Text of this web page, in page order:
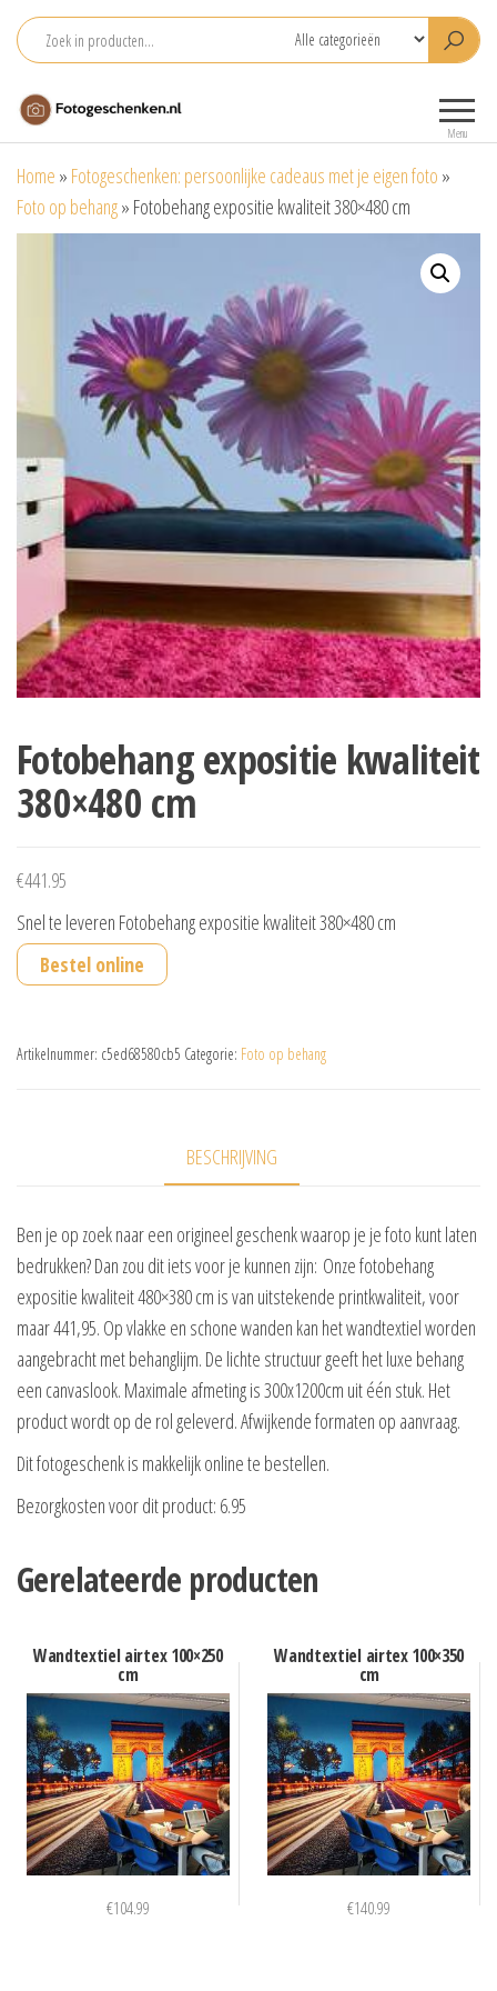
naar
inhoud
voor je foto
Menu
Home » Fotogeschenken: persoonlijke cadeaus met je eigen foto »
Foto op behang» Fotobehang expositie kwaliteit 380×480 cm
Fotobehang expositie kwaliteit
380×480 cm
€441.95
Snel te leveren Fotobehang expositie kwaliteit 380×480 cm
Bestel online
Artikelnummer: c5ed68580cb5 Categorie: Foto op behang
BESCHRIJVING
Ben je op zoek naar een origineel geschenk waarop je je foto kunt laten
bedrukken? Dan zou dit iets voor je kunnen zijn: Onze fotobehang
expositie kwaliteit 480×380 cm is van uitstekende printkwaliteit, voor
maar 441,95. Op vlakke en schone wanden kan het wandtextiel worden
aangebracht met behanglijm. De lichte structuur geeft het luxe behang
een canvaslook. Maximale afmeting is 300x1200cm uit één stuk. Het
product wordt op de rol geleverd. Afwijkende formaten op aanvraag.
Dit fotogeschenk is makkelijk online te bestellen.
Bezorgkosten voor dit product: 6.95
Gerelateerde producten
Wandtextiel airtex 100×250
cm
€104.99
Wandtextiel airtex 100×350
cm
€140.99